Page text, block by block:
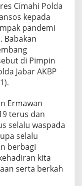
Cimahi Polda
kepada
pandemi
Babakan
di Pimpin
Jabar AKBP
Ermawan
terus dan
selalu waspada
selalu
berbagi
kita
serta berkah